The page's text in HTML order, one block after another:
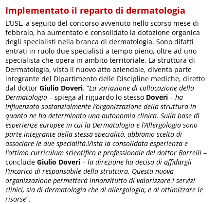
Implementato il reparto di dermatologia
L’USL, a seguito del concorso avvenuto nello scorso mese di
febbraio, ha aumentato e consolidato la dotazione organica
degli specialisti nella branca di dermatologia. Sono difatti
entrati in ruolo due specialisti a tempo pieno, oltre ad uno
specialista che opera in ambito territoriale. La struttura di
Dermatologia, visto il nuovo atto aziendale, diventa parte
integrante del Dipartimento delle Discipline mediche, diretto
dal dottorGiulio Doveri. “La variazione di collocazione della
Dermatologia – spiega al riguardo lo stesso Doveri –ha
influenzato sostanzialmente l’organizzazione della struttura in
quanto ne ha determinato una autonomia clinica. Sulla base di
esperienze europee in cui la Dermatologia e l’Allergologia sono
parte integrante della stessa specialità, abbiamo scelto di
associare le due specialità.Vista la consolidata esperienza e
l’ottimo curriculum scientifico e professionale del dottor Borrelli –
concludeGiulio Doveri –la direzione ha deciso di affidargli
l’incarico di responsabile della struttura. Questa nuova
organizzazione permetterà innanzitutto di valorizzare i servizi
clinici, sia di dermatologia che di allergologia, e di ottimizzare le
risorse”.